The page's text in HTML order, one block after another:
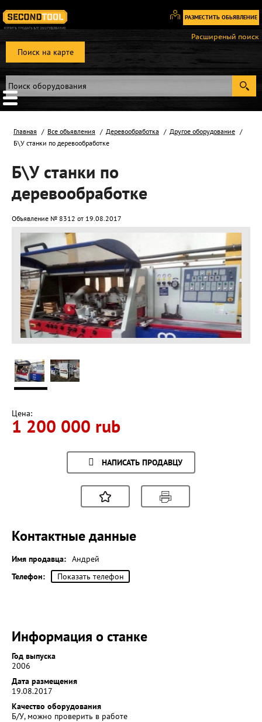
РАЗМЕСТИТЬ ОБЬЯВЛЕНИЕ
Вход
Регистрация
Поиск на карте
Расширеный поиск
Главная Все объявления Деревообработка
Другое оборудование
Б\У станки по деревообработке
Б\У станки по
деревообработке
Объявление № 8312 от 19.08.2017
Цена:
1 200 000 rub
НАПИСАТЬ ПРОДАВЦУ
Контактные данные
Имя продавца: Андрей
Телефон:
Показать телефон
Информация о станке
Год выпуска
2006
Дата размещения
19.08.2017
Качество оборудования
Б/У, можно проверить в работе